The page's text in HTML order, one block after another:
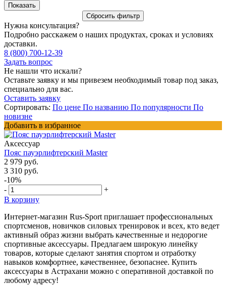
Нужна консультация?
Подробно расскажем о наших продуктах, сроках и условиях
доставки.
8 (800) 700-12-39
Задать вопрос
Не нашли что искали?
Оставьте заявку и мы привезем необходимый товар под заказ,
специально для вас.
Оставить заявку
Сортировать: По цене По названию По популярности По
новизне
Добавить в избранное
Аксессуар
Пояс пауэрлифтерский Master
2 979 руб.
3 310 руб.
-10%
-
+
В корзину
Интернет-магазин Rus-Sport приглашает профессиональных
спортсменов, новичков силовых тренировок и всех, кто ведет
активный образ жизни выбрать качественные и недорогие
спортивные аксессуары. Предлагаем широкую линейку
товаров, которые сделают занятия спортом и отработку
навыков комфортнее, качественнее, безопаснее. Купить
аксессуары в Астрахани можно с оперативной доставкой по
любому адресу!